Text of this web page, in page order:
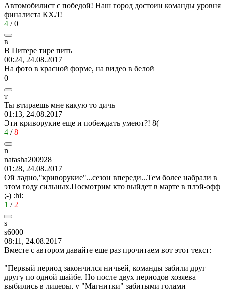
Автомобилист с победой! Наш город достоин команды уровня
финалиста КХЛ!
4 /0
в
В Питере тире пить
00:24, 24.08.2017
На фото в красной форме, на видео в белой
0
т
Ты втираешь мне какую то дичь
01:13, 24.08.2017
Эти криворукие еще и побеждать умеют?! 8(
4 /8
n
natasha200928
01:28, 24.08.2017
Ой ладно,"криворукие"...сезон впереди...Тем более набрали в
этом году сильных.Посмотрим кто выйдет в марте в плэй-офф
;-) :hi:
1 / 2
s
s6000
08:11, 24.08.2017
Вместе с автором давайте еще раз прочитаем вот этот текст:
"Первый период закончился ничьей, команды забили друг
другу по одной шайбе. Но после двух периодов хозяева
выбились в лидеры, у "Магнитки" забитыми голами